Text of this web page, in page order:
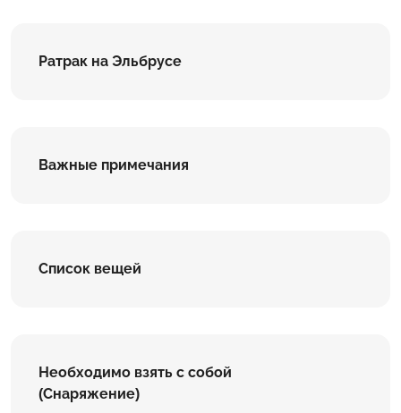
Ратрак на Эльбрусе
Важные примечания
Список вещей
Необходимо взять с собой
(Снаряжение)